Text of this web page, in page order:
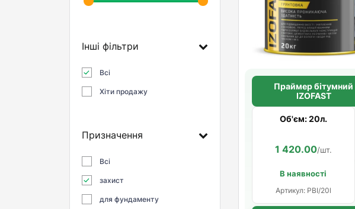
Інші фільтри
Всі
Хіти продажу
Призначення
Всі
захист
для фундаменту
Праймер бітумний
IZOFAST
Об'єм: 20л.
1 420.00/шт.
В наявності
Артикул: PBI/20l